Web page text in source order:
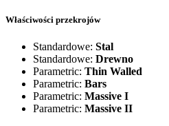
Właściwości przekrojów
Standardowe: Stal
Standardowe: Drewno
Parametric: Thin Walled
Parametric: Bars
Parametric: Massive I
Parametric: Massive II